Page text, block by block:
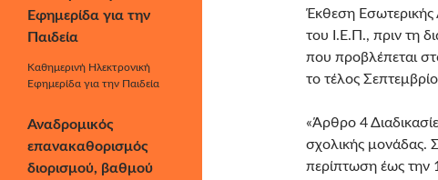
Έκθεση Εσωτερικής
του Ι.Ε.Π., πριν τη
που προβλέπεται
το τέλος
«Άρθρο 4
σχολικής μονάδας.
περίπτωση έως την
Εφημερίδα για την
Παιδεία
Καθημερινή Ηλεκτρονική
Εφημερίδα για την Παιδεία
Αναδρομικός
επανακαθορισμός
διορισμού, βαθμού